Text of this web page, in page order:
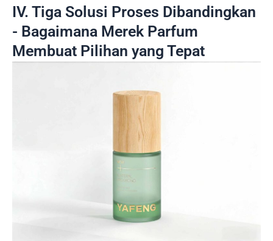
IV. Tiga Solusi Proses Dibandingkan
- Bagaimana Merek Parfum
Membuat Pilihan yang Tepat